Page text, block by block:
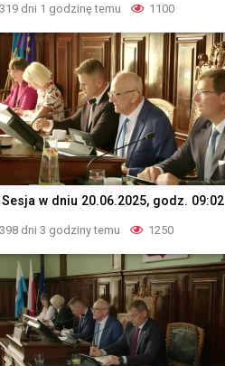
319 dni 1 godzinę temu 1100
Sesja w dniu 20.06.2025, godz. 09:02
398 dni 3 godziny temu 1250